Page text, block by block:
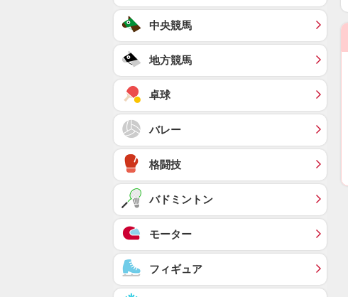
中央競馬
地方競馬
卓球
バレー
格闘技
バドミントン
モーター
フィギュア